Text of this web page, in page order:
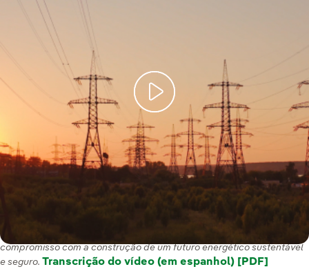
Com o nosso Plano Estratégico 2025-2028, reafirmamos o nosso
compromisso com a construção de um futuro energético sustentável
e seguro. Transcrição do vídeo (em espanhol) [PDF]